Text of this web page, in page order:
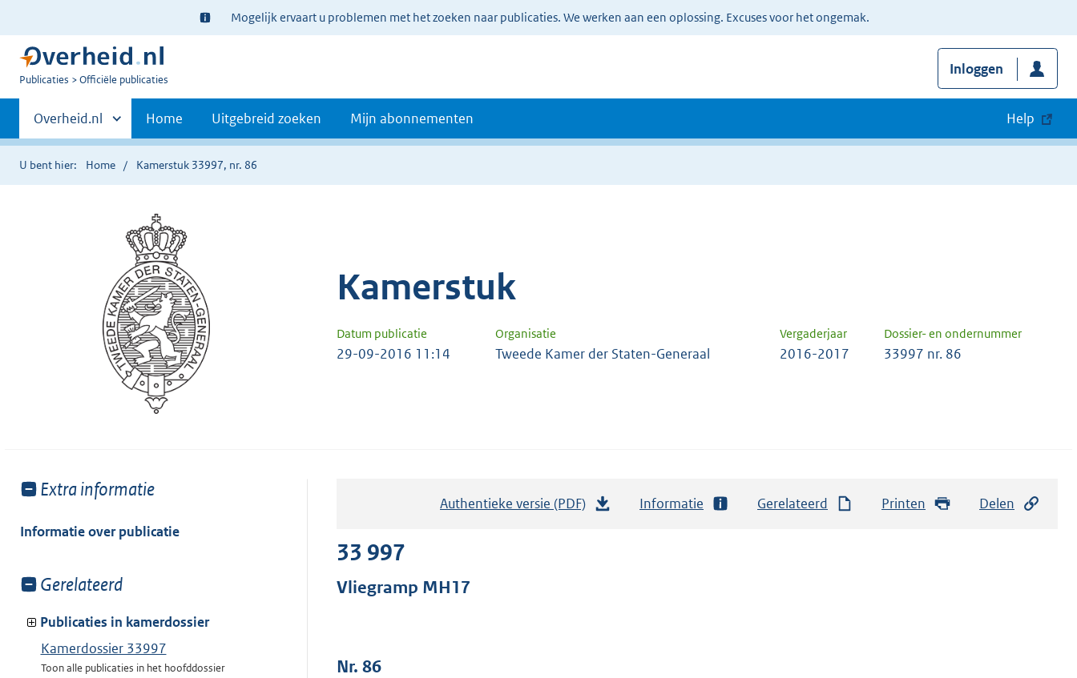
Ter
informatie:
Mogelijk ervaart u problemen met het zoeken naar publicaties. We werken aan een oplossing. Excuses voor het ongemak.
U
Publicaties Officiële publicaties
Inloggen
Primaire
navigatie
Andere
sites
binnen
Overheid.nl Home Uitgebreid zoeken Mijn abonnementen Help
U bent hier: Home Kamerstuk 33997, nr. 86
Kamerstuk
Datum publicatie Organisatie Vergaderjaar Dossier- en ondernummer
29-09-2016 11:14 Tweede Kamer der Staten-Generaal 2016-2017 33997 nr. 86
Toon
van:
Extra informatie
Informatie over publicatie
Toon
van:
Gerelateerd
Publicaties in kamerdossier
Kamerdossier 33997
Toon alle publicaties in het hoofddossier
Authentieke versie (PDF) Informatie Gerelateerd Printen Delen
33 997
Vliegramp MH17
Nr. 86